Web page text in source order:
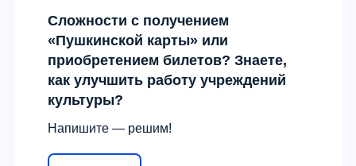
Сложности с получением
«Пушкинской карты» или
приобретением билетов? Знаете,
как улучшить работу учреждений
культуры?
Напишите — решим!